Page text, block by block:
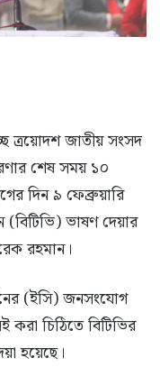
ত্রয়োদশ জাতীয় সংসদ
শেষ সময় ১০
দিন ৯ ফেব্রুয়ারি
(বিটিভি) ভাষণ দেয়ার
রহমান।
(ইসি) জনসংযোগ
চিঠিতে বিটিভির
হয়েছে।